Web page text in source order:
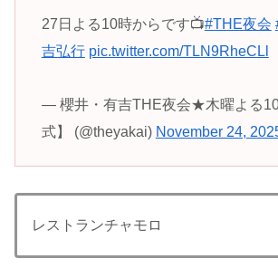
27日よる10時からです📺#THE夜会
吉弘行 pic.twitter.com/TLN9RheCLl
— 櫻井・有吉THE夜会★木曜よる
式】 (@theyakai) November 24,
レストランチャモロ